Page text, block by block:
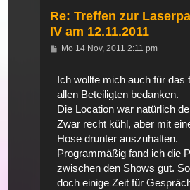
Re: Treffen zur
IV am 12.11.2011
Beitrag
Mo 14 Nov, 2011 2:11 pm
Ich wollte mich auch für das
allen Beteiligten bedanken.
Die Location war natürlich
Zwar recht kühl, aber mit
Hose drunter auszuhalten.
Programmäßig fand ich die
zwischen den Shows gut.
doch einige Zeit für